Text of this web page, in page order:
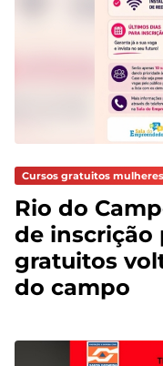
Cursos gratuitos
Rio do
de inscrição
gratuitos
do campo